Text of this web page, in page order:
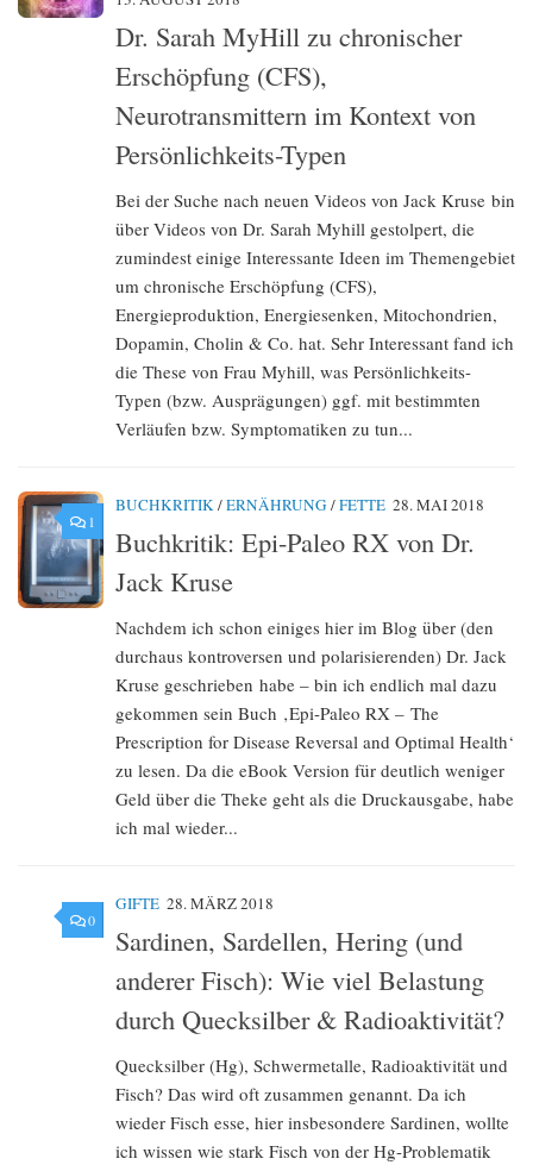
Dr. Sarah MyHill zu chronischer
Erschöpfung (CFS),
Neurotransmittern im Kontext von
Persönlichkeits-Typen
Bei der Suche nach neuen Videos von Jack Kruse bin
über Videos von Dr. Sarah Myhill gestolpert, die
zumindest einige Interessante Ideen im Themengebiet
um chronische Erschöpfung (CFS),
Energieproduktion, Energiesenken, Mitochondrien,
Dopamin, Cholin & Co. hat. Sehr Interessant fand ich
die These von Frau Myhill, was Persönlichkeits-
Typen (bzw. Ausprägungen) ggf. mit bestimmten
Verläufen bzw. Symptomatiken zu tun...
1
BUCHKRITIK/ERNÄHRUNG /FETTE 28. MAI 2018
Buchkritik: Epi-Paleo RX von Dr.
Jack Kruse
Nachdem ich schon einiges hier im Blog über (den
durchaus kontroversen und polarisierenden) Dr. Jack
Kruse geschrieben habe – bin ich endlich mal dazu
gekommen sein Buch ‚Epi-Paleo RX – The
Prescription for Disease Reversal and Optimal Health‘
zu lesen. Da die eBook Version für deutlich weniger
Geld über die Theke geht als die Druckausgabe, habe
ich mal wieder...
0
GIFTE 28. MÄRZ 2018
Sardinen, Sardellen, Hering (und
anderer Fisch): Wie viel Belastung
durch Quecksilber & Radioaktivität?
Quecksilber (Hg), Schwermetalle, Radioaktivität und
Fisch? Das wird oft zusammen genannt. Da ich
wieder Fisch esse, hier insbesondere Sardinen, wollte
ich wissen wie stark Fisch von der Hg-Problematik